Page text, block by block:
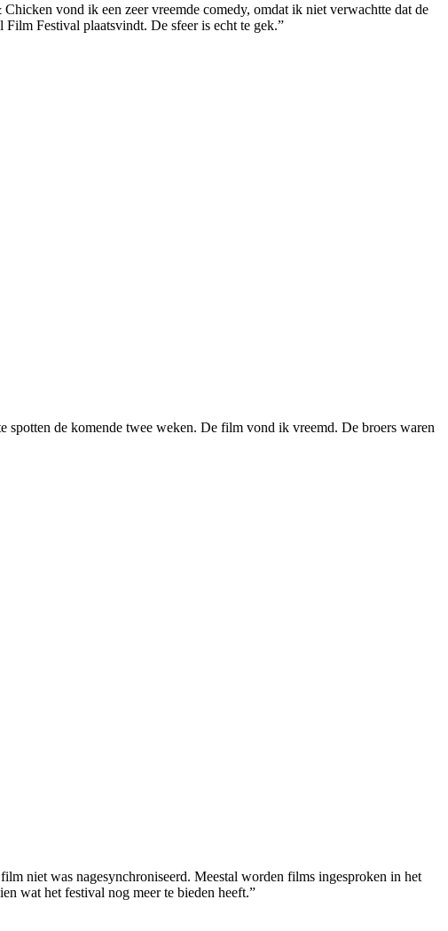
vond ik een zeer vreemde comedy, omdat ik niet verwachtte dat de
Festival plaatsvindt. De sfeer is echt te gek.”
spotten de komende twee weken. De film vond ik vreemd. De broers waren
niet was nagesynchroniseerd. Meestal worden films ingesproken in het
wat het festival nog meer te bieden heeft.”